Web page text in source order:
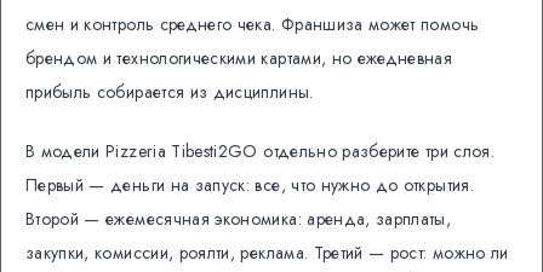
смен и контроль среднего чека. Франшиза может помочь
брендом и технологическими картами, но ежедневная
прибыль собирается из дисциплины.
В модели Pizzeria Tibesti2GO отдельно разберите три слоя.
Первый — деньги на запуск: все, что нужно до открытия.
Второй — ежемесячная экономика: аренда, зарплаты,
закупки, комиссии, роялти, реклама. Третий — рост: можно ли